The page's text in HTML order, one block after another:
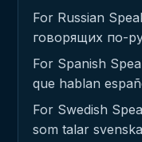
For Russian
говорящих по-
For Spanish
que hablan
For Swedish
som talar